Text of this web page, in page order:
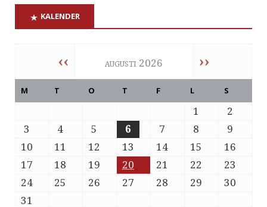
KALENDER
‹‹ augusti 2026 ››
M T O T F L S
1
2
3
4 5 6 7 8
9
10
11 12 13 14 15
16
17
18 19 20 21 22
23
24
25 26 27 28 29
30
31